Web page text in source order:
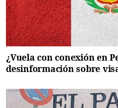
¿Vuela con conexión en
desinformación sobre